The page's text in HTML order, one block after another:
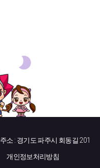
주소 : 경기도 파주시 회동길 201
개인정보처리방침